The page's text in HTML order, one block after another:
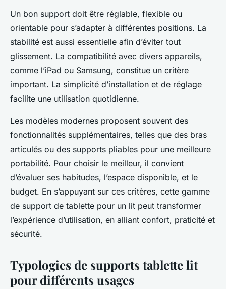
Un bon support doit être réglable, flexible ou
orientable pour s’adapter à différentes positions. La
stabilité est aussi essentielle afin d’éviter tout
glissement. La compatibilité avec divers appareils,
comme l’iPad ou Samsung, constitue un critère
important. La simplicité d’installation et de réglage
facilite une utilisation quotidienne.
Les modèles modernes proposent souvent des
fonctionnalités supplémentaires, telles que des bras
articulés ou des supports pliables pour une meilleure
portabilité. Pour choisir le meilleur, il convient
d’évaluer ses habitudes, l’espace disponible, et le
budget. En s’appuyant sur ces critères, cette gamme
de support de tablette pour un lit peut transformer
l’expérience d’utilisation, en alliant confort, praticité et
sécurité.
Typologies de supports tablette lit
pour différents usages